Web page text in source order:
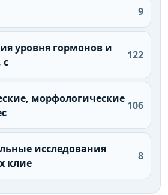
9
уровня гормонов и
с
122
морфологические
106
исследования
клие
8